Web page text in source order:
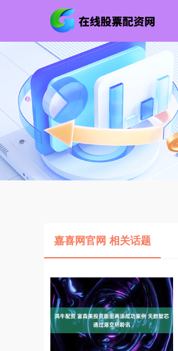
嘉喜网官网 相关话题